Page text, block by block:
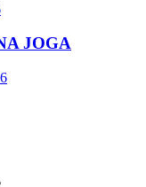
JOGA